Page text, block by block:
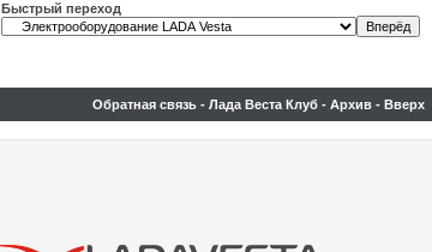
Быстрый переход
Обратная связь - Лада Веста Клуб - Архив - Вверх